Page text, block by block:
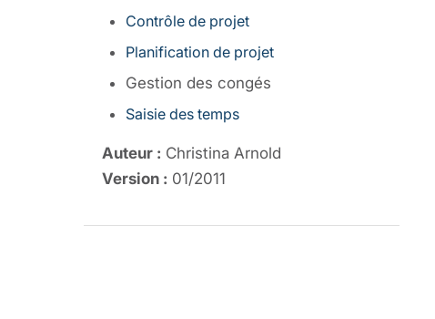
Contrôle de projet
Planification de projet
Gestion des congés
Saisie des temps
Auteur : Christina Arnold
Version : 01/2011